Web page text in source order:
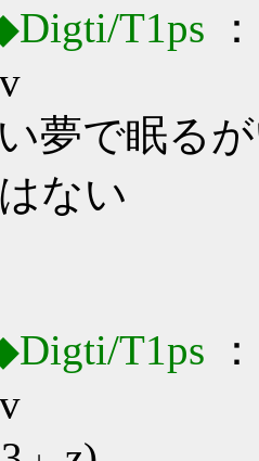
T1ps
夢で眠る
ない
T1ps